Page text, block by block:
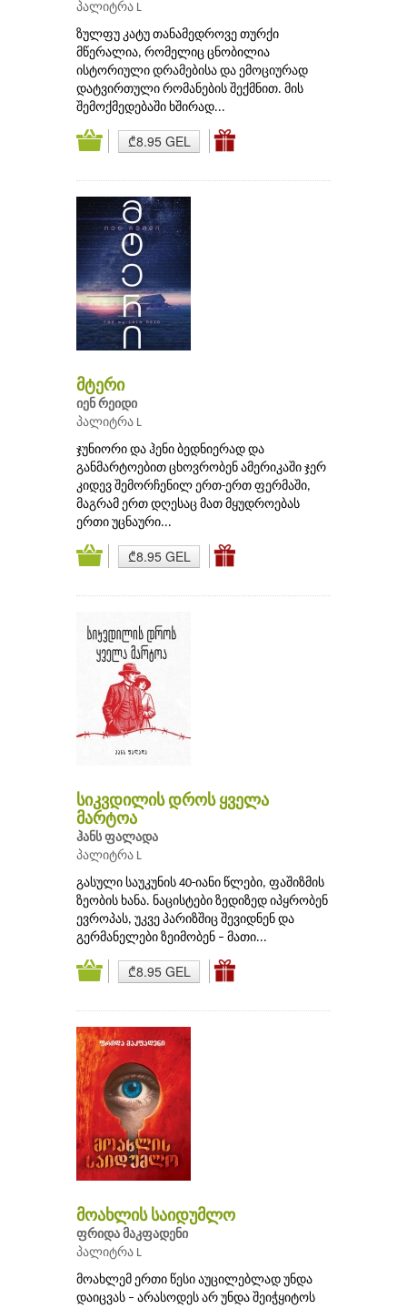
პალიტრა L
ზულფუ კატუ თანამედროვე თურქი
მწერალია, რომელიც ცნობილია
ისტორიული დრამებისა და ემოციურად
დატვირთული რომანების შექმნით. მის
შემოქმედებაში ხშირად...
₾8.95 GEL
მტერი
იენ რეიდი
პალიტრა L
ჯუნიორი და ჰენი ბედნიერად და
განმარტოებით ცხოვრობენ ამერიკაში ჯერ
კიდევ შემორჩენილ ერთ-ერთ ფერმაში,
მაგრამ ერთ დღესაც მათ მყუდროებას
ერთი უცნაური...
₾8.95 GEL
სიკვდილის დროს ყველა
მარტოა
ჰანს ფალადა
პალიტრა L
გასული საუკუნის 40-იანი წლები, ფაშიზმის
ზეობის ხანა. ნაცისტები ზედიზედ იპყრობენ
ევროპას, უკვე პარიზშიც შევიდნენ და
გერმანელები ზეიმობენ – მათი...
₾8.95 GEL
მოახლის საიდუმლო
ფრიდა მაკფადენი
პალიტრა L
მოახლემ ერთი წესი აუცილებლად უნდა
დაიცვას – არასოდეს არ უნდა შეიჭყიტოს